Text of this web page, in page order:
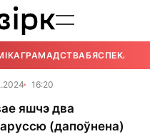
ГРАМАДСТВАБЯСПЕКА
16:20
яшчэ два
(дапоўнена)